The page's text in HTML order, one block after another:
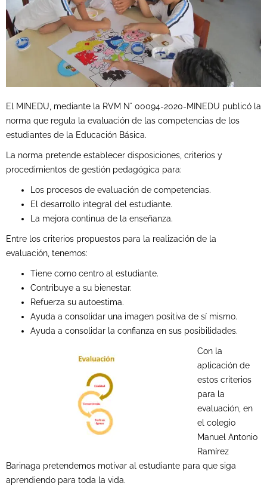
El MINEDU, mediante la RVM N° 00094-2020-MINEDU publicó la
norma que regula la evaluación de las competencias de los
estudiantes de la Educación Básica.
La norma pretende establecer disposiciones, criterios y
procedimientos de gestión pedagógica para:
Los procesos de evaluación de competencias.
El desarrollo integral del estudiante.
La mejora continua de la enseñanza.
Entre los criterios propuestos para la realización de la
evaluación, tenemos:
Tiene como centro al estudiante.
Contribuye a su bienestar.
Refuerza su autoestima.
Ayuda a consolidar una imagen positiva de sí mismo.
Ayuda a consolidar la confianza en sus posibilidades.
Con la
aplicación de
estos criterios
para la
evaluación, en
el colegio
Manuel Antonio
Ramírez
Barinaga pretendemos motivar al estudiante para que siga
aprendiendo para toda la vida.